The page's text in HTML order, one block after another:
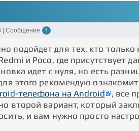
| Сообщение 1
подойдет для тех, кто
и Poco, где присутствует
идет с нуля, но есть
этого рекомендую
телефона на Android
, все
второй вариант, который
и вам нужно просто